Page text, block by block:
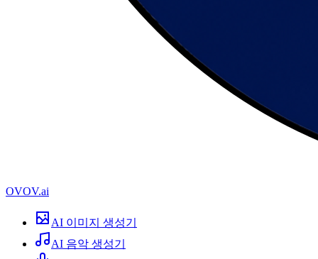
OVOV.ai
AI 이미지 생성기
AI 음악 생성기